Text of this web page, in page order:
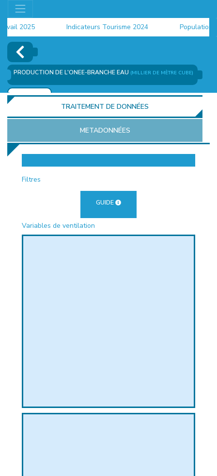
2025 Indicateurs Tourisme 2024 Population
PRODUCTION DE L'ONEE-BRANCHE EAU (MILLIER DE MÈTRE CUBE)
AJOUTER
TRAITEMENT DE DONNÉES
METADONNÉES
Filtres
GUIDE
Variables de ventilation